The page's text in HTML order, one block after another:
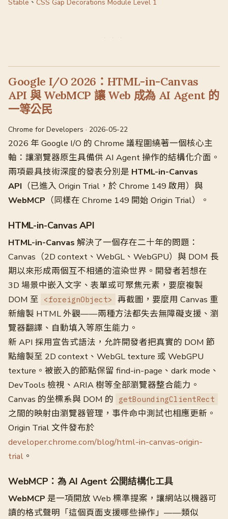
Stable 、 CSS Gap Decorations Module Level 1
Google I/O 2026：HTML-in-Canvas
API 與 WebMCP 讓 Web 成為 AI Agent 的
一等公民
Chrome for Developers · 2026-05-22
2026 年 Google I/O 的 Chrome 議程圍繞著一個核心主
軸：讓瀏覽器原生具備供 AI Agent 操作的結構化介面。
兩項最具技術深度的發表分別是 HTML-in-Canvas
API （已進入 Origin Trial，於 Chrome 149 啟用）與
WebMCP （同樣在 Chrome 149 開始 Origin Trial）。
HTML-in-Canvas API
HTML-in-Canvas 解決了一個存在二十年的問題：
Canvas（2D context、WebGL、WebGPU）與 DOM 長
期以來形成兩個互不相通的渲染世界。開發者若想在
3D 場景中嵌入文字、表單或可聚焦元素，要麼複製
DOM 至
<foreignObject>
再截圖，要麼用 Canvas 重
新繪製 HTML 外觀——兩種方法都失去無障礙支援、瀏
覽器翻譯、自動填入等原生能力。
新 API 採用宣告式語法，允許開發者把真實的 DOM 節
點繪製至 2D context、WebGL texture 或 WebGPU
texture。被嵌入的節點保留 find-in-page、dark mode、
DevTools 檢視、ARIA 樹等全部瀏覽器整合能力。
Canvas 的坐標系與 DOM 的
getBoundingClientRect
之間的映射由瀏覽器管理，事件命中測試也相應更新。
Origin Trial 文件發布於
developer.chrome.com/blog/html-in-canvas-origin-
trial 。
WebMCP：為 AI Agent 公開結構化工具
WebMCP 是一項開放 Web 標準提案，讓網站以機器可
讀的格式聲明「這個頁面支援哪些操作」——類似